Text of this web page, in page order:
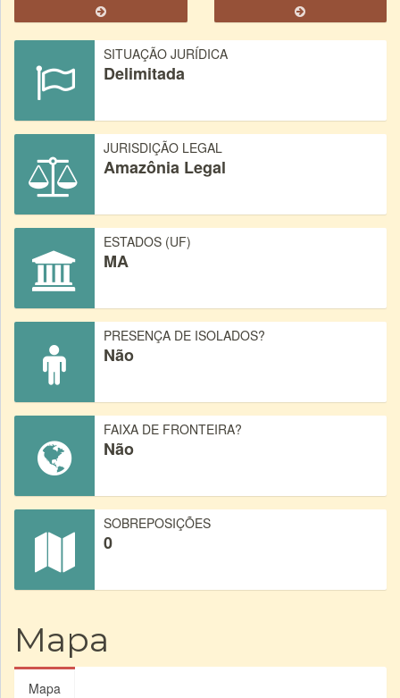
SITUAÇÃO JURÍDICA
Delimitada
JURISDIÇÃO LEGAL
Amazônia Legal
ESTADOS (UF)
MA
PRESENÇA DE ISOLADOS?
Não
FAIXA DE FRONTEIRA?
Não
SOBREPOSIÇÕES
0
Mapa
Mapa